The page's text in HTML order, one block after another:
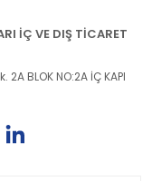
İÇ VE DIŞ TİCARET
BLOK NO:2A İÇ KAPI